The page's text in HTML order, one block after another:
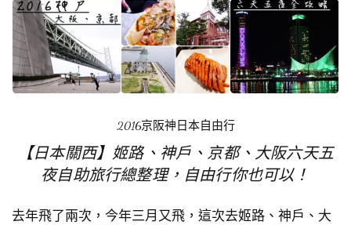
2016京阪神日本自由行
【日本關西】姬路、神戶、京都、大阪六天五
夜自助旅行總整理，自由行你也可以！
去年飛了兩次，今年三月又飛，這次去姬路、神戶、大